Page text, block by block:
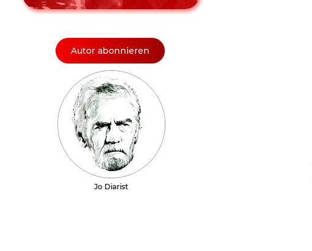
Autor abonnieren
Jo Diarist